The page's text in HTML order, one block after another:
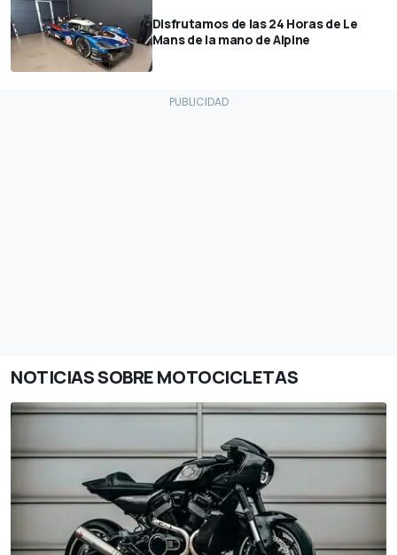
Disfrutamos de las 24 Horas de Le
Mans de la mano de Alpine
NOTICIAS SOBRE MOTOCICLETAS